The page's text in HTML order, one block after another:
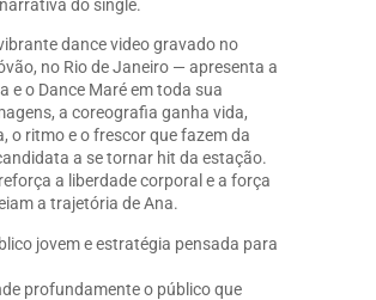
do single.
dance video gravado no
no Rio de Janeiro — apresenta a
e o Dance Maré em toda sua
a coreografia ganha vida,
o ritmo e o frescor que fazem da
a se tornar hit da estação.
a liberdade corporal e a força
a trajetória de Ana.
jovem e estratégia pensada para
profundamente o público que